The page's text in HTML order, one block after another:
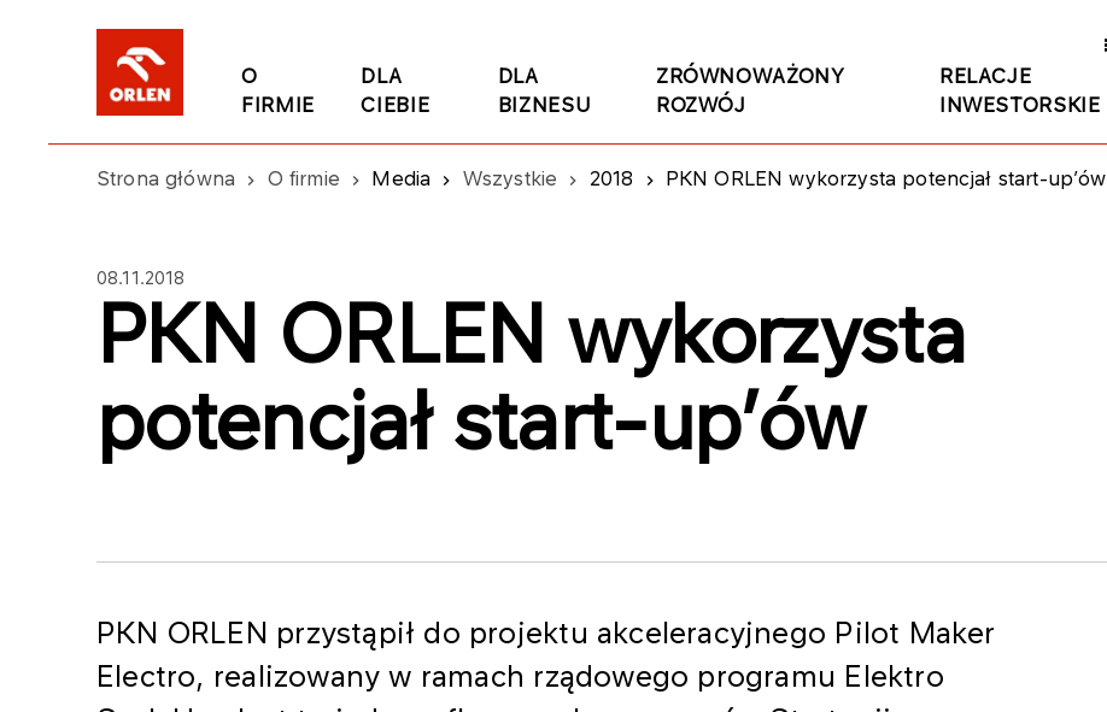
O
FIRMIE
DLA
CIEBIE
DLA
BIZNESU
ZRÓWNOWAŻONY
ROZWÓJ
RELACJE
INWESTORSKIE
Strona główna O firmie Media Wszystkie 2018 PKN ORLEN wykorzysta potencjał start-up’ów
08.11.2018
PKN ORLEN wykorzysta
potencjał start-up’ów
PKN ORLEN przystąpił do projektu akceleracyjnego Pilot Maker
Electro, realizowany w ramach rządowego programu Elektro